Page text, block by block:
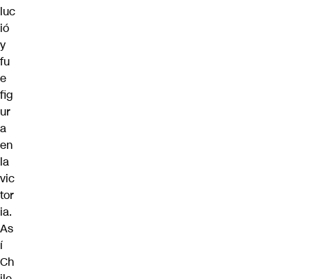
luc
ió
y
fu
e
fig
ur
a
en
la
vic
tor
ia.
As
í
Ch